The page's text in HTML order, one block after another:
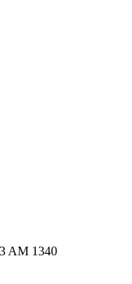
AM 1340